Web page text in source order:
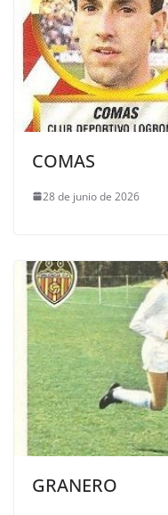
COMAS
28 de junio de 2026
GRANERO